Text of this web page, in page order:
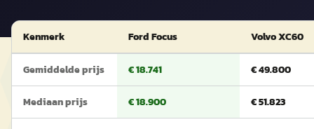
Kenmerk Ford Focus Volvo XC60
Gemiddelde prijs € 18.741 € 49.800
Mediaan prijs € 18.900 € 51.823